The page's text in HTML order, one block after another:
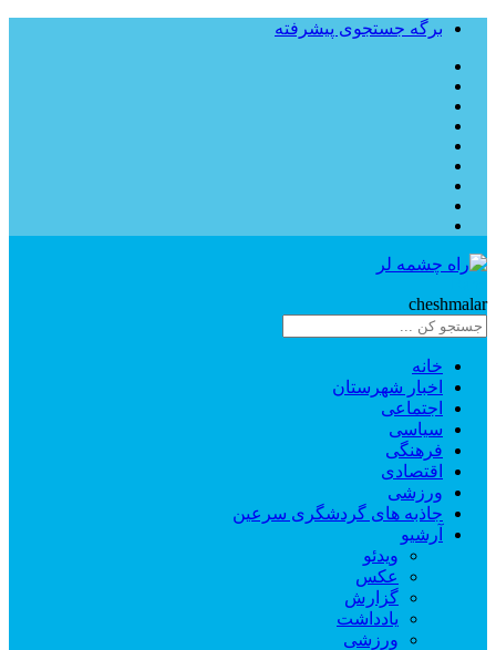
برگه جستجوی پیشرفته
cheshmalar
خانه
اخبار شهرستان
اجتماعی
سیاسی
فرهنگی
اقتصادی
ورزشی
جاذبه های گردشگری سرعین
آرشیو
ویدئو
عکس
گزارش
یادداشت
ورزشی